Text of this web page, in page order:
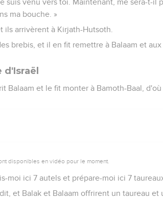
suis venu vers toi. Maintenant, me sera-t-il
ma bouche. »
ils arrivèrent à Kirjath-Hutsoth.
brebis, et il en fit remettre à Balaam et aux
d'Israël
Balaam et le fit monter à Bamoth-Baal,
disponibles en vidéo pour le moment.
moi ici 7 autels et prépare-moi ici 7
et Balak et Balaam offrirent un taureau et